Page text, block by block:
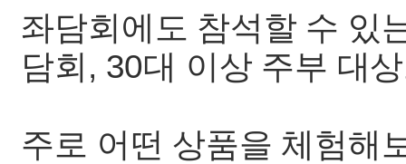
좌담회에도 참석할 수 있
담회, 30대 이상 주부 대
주로 어떤 상품을 체험해